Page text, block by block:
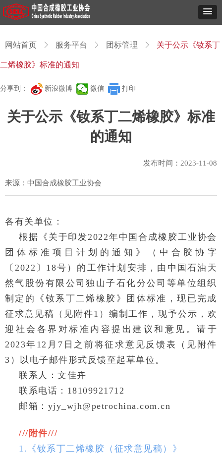
关于公示《钕系丁二烯橡胶》标准
的通知
各有关单位：
根据《关于印发2022年中国合成橡胶工业协会
团体标准项目计划的通知》（中合胶协字
〔2022〕18号）的工作计划安排，由中国石油天
然气股份有限公司独山子石化分公司等单位组织
制定的《钕系丁二烯橡胶》团体标准，现已完成
征求意见稿（见附件1）编制工作，现予公示，欢
迎社会各界对标准内容提出建议和意见。请于
2023年12月7日之前将征求意见反馈表（见附件
3）以电子邮件形式反馈至起草单位。
联系人：文佳卉
联系电话：18109921712
邮箱：yjy_wjh@petrochina.com.cn
///附件///
1.《钕系丁二烯橡胶（征求意见稿）》
网站首页 ꁕ 服务平台 ꁕ 团标管理 ꁕ 关于公示《钕系丁
二烯橡胶》标准的通知
发布时间： 2023-11-08
来源：中国合成橡胶工业协会
分享到： 新浪微博 微信 打印